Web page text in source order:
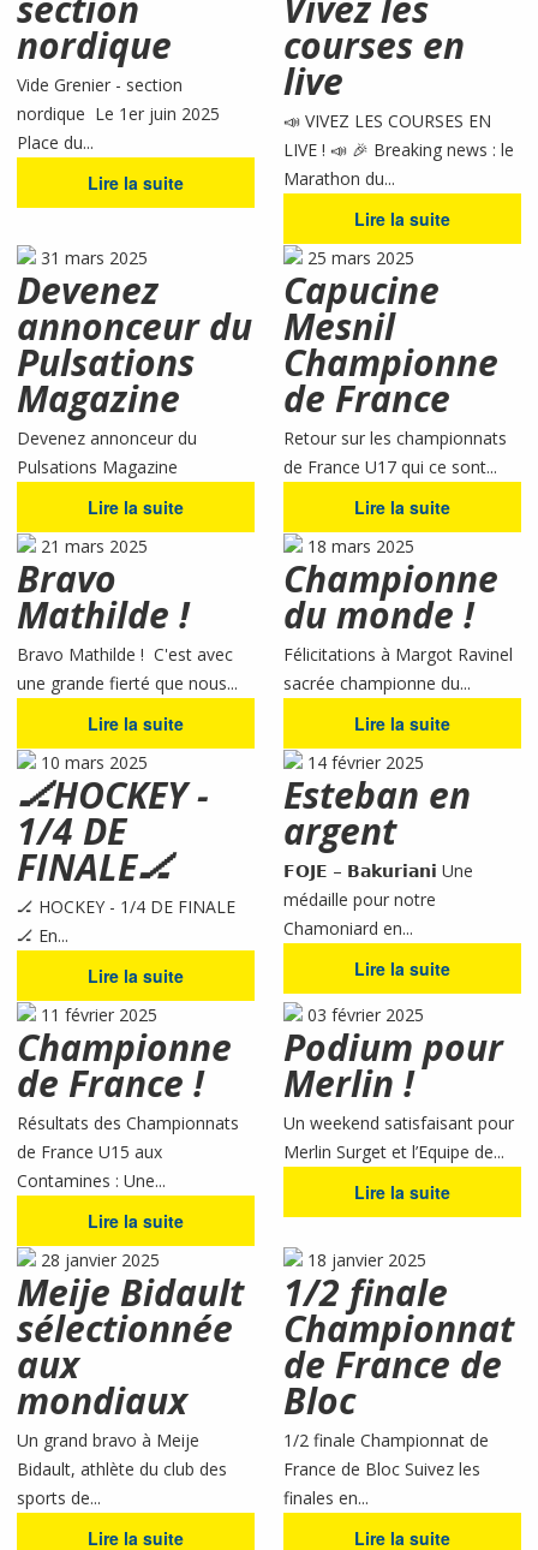
nordique
Vide Grenier - section
nordique Le 1er juin 2025
Place du...
Lire la suite
courses en
live
📣 VIVEZ LES COURSES EN
LIVE ! 📣 🎉 Breaking news : le
Marathon du...
Lire la suite
31 mars 2025
Devenez
annonceur du
Pulsations
Magazine
Devenez annonceur du
Pulsations Magazine
Lire la suite
25 mars 2025
Capucine
Mesnil
Championne
de France
Retour sur les championnats
de France U17 qui ce sont...
Lire la suite
21 mars 2025
Bravo
Mathilde !
Bravo Mathilde ! C'est avec
une grande fierté que nous...
Lire la suite
18 mars 2025
Championne
du monde !
Félicitations à Margot Ravinel
sacrée championne du...
Lire la suite
10 mars 2025
🏒HOCKEY -
1/4 DE
FINALE🏒
🏒 HOCKEY - 1/4 DE FINALE
🏒 En...
Lire la suite
14 février 2025
Esteban en
argent
𝗙𝗢𝗝𝗘 – 𝗕𝗮𝗸𝘂𝗿𝗶𝗮𝗻𝗶 Une
médaille pour notre
Chamoniard en...
Lire la suite
11 février 2025
Championne
de France !
Résultats des Championnats
de France U15 aux
Contamines : Une...
Lire la suite
03 février 2025
Podium pour
Merlin !
Un weekend satisfaisant pour
Merlin Surget et l’Equipe de...
Lire la suite
28 janvier 2025
Meije Bidault
sélectionnée
aux
mondiaux
Un grand bravo à Meije
Bidault, athlète du club des
sports de...
Lire la suite
18 janvier 2025
1/2 finale
Championnat
de France de
Bloc
1/2 finale Championnat de
France de Bloc Suivez les
finales en...
Lire la suite